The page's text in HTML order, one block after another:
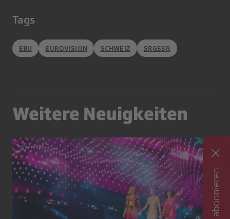
Tags
EBU EUROVISION SCHWEIZ SRGSSR
Weitere Neuigkeiten